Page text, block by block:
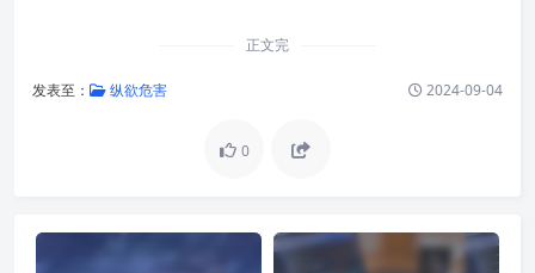
正文完
发表至： 纵欲危害 2024-09-04
0